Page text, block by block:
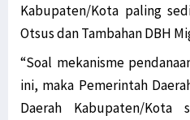
Kabupaten/Kota paling
Otsus dan Tambahan DBH
“Soal mekanisme
ini, maka Pemerintah
Daerah Kabupaten/Kota